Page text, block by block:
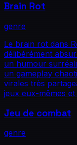
Brain Rot
genre
Le brain rot dans
délibérément
un humour
un gameplay
virales très
jeux eux-mêmes
Jeu de combat
genre